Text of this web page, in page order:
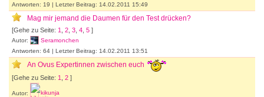
Antworten: 19 | Letzter Beitrag: 14.02.2011 15:49
Mag mir jemand die Daumen für den Test drücken?
[Gehe zu Seite: 1 2 3 4 5 ]
Autor:
Seramonchen
Antworten: 64 | Letzter Beitrag: 14.02.2011 13:51
An Ovus Expertinnen zwischen euch
[Gehe zu Seite: 1 2 ]
Autor: kikunja